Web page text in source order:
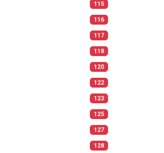
115
116
117
118
120
122
123
125
127
128